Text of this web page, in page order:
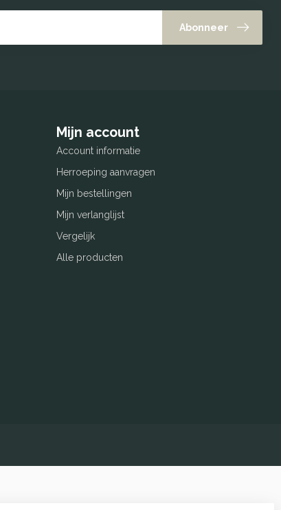
Abonneer
Mijn account
Account informatie
Herroeping aanvragen
Mijn bestellingen
Mijn verlanglijst
Vergelijk
Alle producten